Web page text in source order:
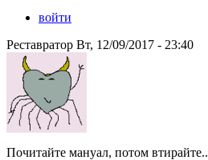
войти
Реставратор Вт, 12/09/2017 - 23:40
Почитайте мануал, потом втирайте..